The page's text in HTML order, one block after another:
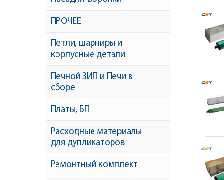
ПРОЧЕЕ
Петли, шарниры и
корпусные детали
Печной ЗИП и Печи в
сборе
Платы, БП
Расходные материалы
для дупликаторов
Ремонтный комплект